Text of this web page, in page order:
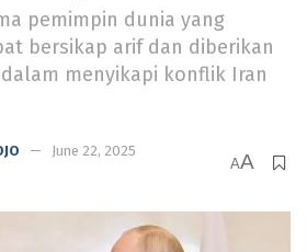
pemimpin dunia yang
bersikap arif dan diberikan
menyikapi konflik Iran
June 22, 2025
AA